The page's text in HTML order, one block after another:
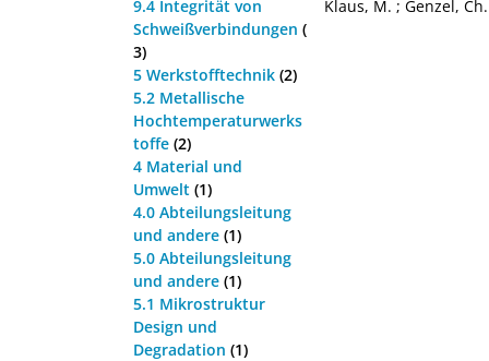
9.4 Integrität von
Schweißverbindungen (
3)
5 Werkstofftechnik (2)
5.2 Metallische
Hochtemperaturwerks
toffe (2)
4 Material und
Umwelt (1)
4.0 Abteilungsleitung
und andere (1)
5.0 Abteilungsleitung
und andere (1)
5.1 Mikrostruktur
Design und
Degradation (1)
Klaus, M. ; Genzel, Ch.